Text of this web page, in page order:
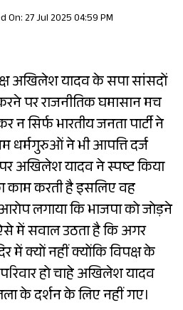
On: 27 Jul 2025 04:59 PM
अखिलेश यादव के सपा सांसदों
पर राजनीतिक घमासान मच
सिर्फ भारतीय जनता पार्टी ने
धर्मगुरुओं ने भी आपत्ति दर्ज
अखिलेश यादव ने स्पष्ट किया
काम करती है इसलिए वह
लगाया कि भाजपा को जोड़ने
में सवाल उठता है कि अगर
में क्यों नहीं क्योंकि विपक्ष के
हो चाहे अखिलेश यादव
के दर्शन के लिए नहीं गए।